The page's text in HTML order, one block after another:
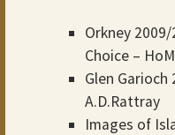
Orkney 2009/
Choice – HoM
Glen Garioch
A.D.Rattray
Images of